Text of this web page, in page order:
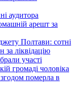
аудитора
арешт за
Полтави: сотні
ліквідацію
участі
громаді чоловіка
померла в